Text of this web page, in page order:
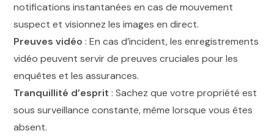
notifications instantanées en cas de mouvement
suspect et visionnez les images en direct.
Preuves vidéo : En cas d’incident, les enregistrements
vidéo peuvent servir de preuves cruciales pour les
enquêtes et les assurances.
Tranquillité d’esprit : Sachez que votre propriété est
sous surveillance constante, même lorsque vous êtes
absent.